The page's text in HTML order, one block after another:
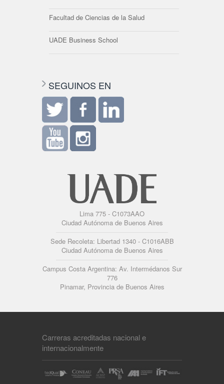
Facultad de Ciencias de la Salud
UADE Business School
SEGUINOS EN
Lima 775 - C1073AAO
Ciudad Autónoma de Buenos Aires
Sede Recoleta: Libertad 1340 - C1016ABB
Ciudad Autónoma de Buenos Aires
Campus Costa Argentina: Av. Intermédanos Sur
776
Pinamar, Provincia de Buenos Aires
Carreras acreditadas nacional e
internacionalmente